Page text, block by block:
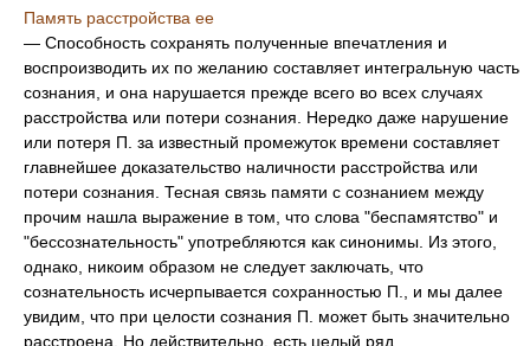
Память расстройства ее
— Способность сохранять полученные впечатления и
воспроизводить их по желанию составляет интегральную часть
сознания, и она нарушается прежде всего во всех случаях
расстройства или потери сознания. Нередко даже нарушение
или потеря П. за известный промежуток времени составляет
главнейшее доказательство наличности расстройства или
потери сознания. Тесная связь памяти с сознанием между
прочим нашла выражение в том, что слова "беспамятство" и
"бессознательность" употребляются как синонимы. Из этого,
однако, никоим образом не следует заключать, что
сознательность исчерпывается сохранностью П., и мы далее
увидим, что при целости сознания П. может быть значительно
расстроена. Но действительно, есть целый ряд